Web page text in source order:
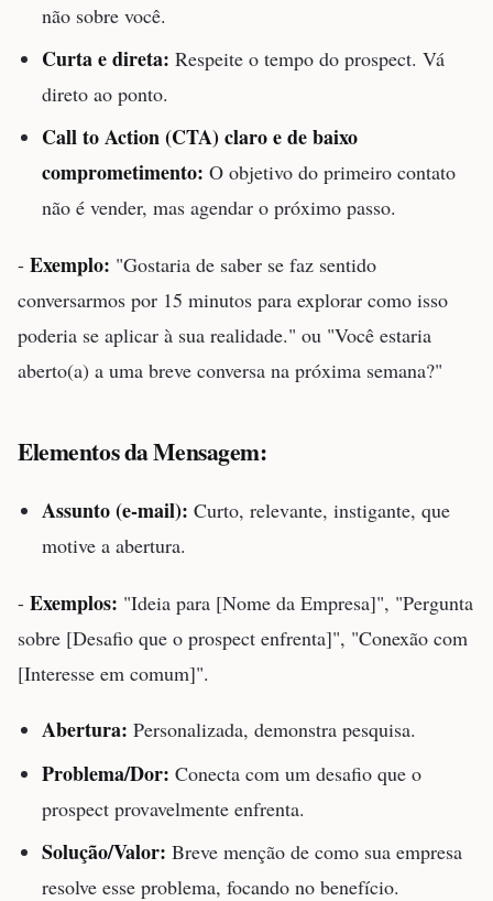
não sobre você.
Curta e direta: Respeite o tempo do prospect. Vá
direto ao ponto.
Call to Action (CTA) claro e de baixo
comprometimento: O objetivo do primeiro contato
não é vender, mas agendar o próximo passo.
- Exemplo: "Gostaria de saber se faz sentido
conversarmos por 15 minutos para explorar como isso
poderia se aplicar à sua realidade." ou "Você estaria
aberto(a) a uma breve conversa na próxima semana?"
Elementos da Mensagem:
Assunto (e-mail): Curto, relevante, instigante, que
motive a abertura.
- Exemplos: "Ideia para [Nome da Empresa]", "Pergunta
sobre [Desafio que o prospect enfrenta]", "Conexão com
[Interesse em comum]".
Abertura: Personalizada, demonstra pesquisa.
Problema/Dor: Conecta com um desafio que o
prospect provavelmente enfrenta.
Solução/Valor: Breve menção de como sua empresa
resolve esse problema, focando no benefício.